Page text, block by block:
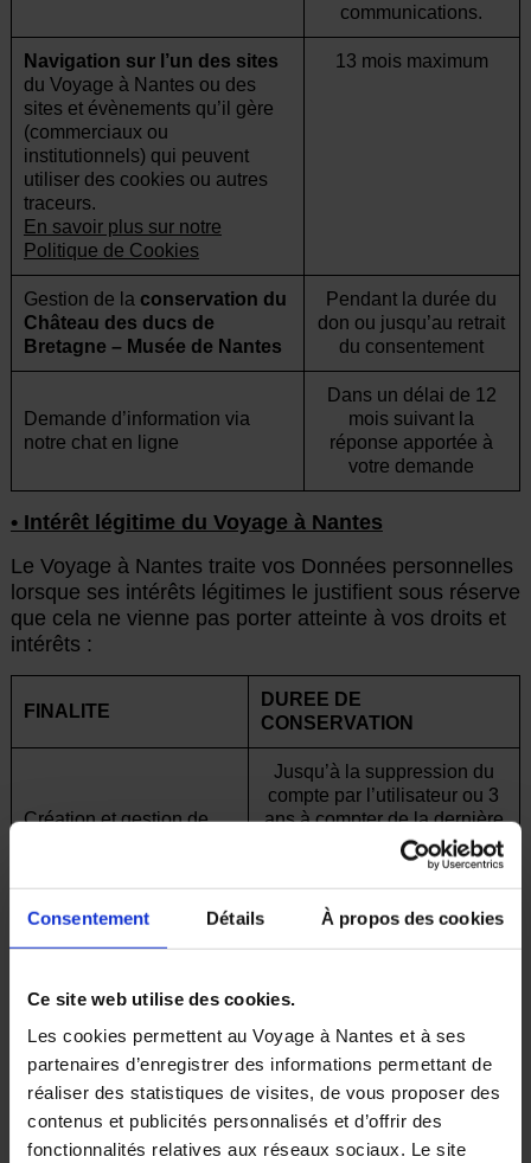
Consentement Détails À propos des cookies
Ce site web utilise des cookies.
Les cookies permettent au Voyage à Nantes et à ses
partenaires d’enregistrer des informations permettant de
réaliser des statistiques de visites, de vous proposer des
contenus et publicités personnalisés et d’offrir des
fonctionnalités relatives aux réseaux sociaux. Le site
communications.
Navigation sur l’un des sites
du Voyage à Nantes ou des
sites et évènements qu’il gère
(commerciaux ou
institutionnels) qui peuvent
utiliser des cookies ou autres
traceurs.
En savoir plus sur notre
Politique de Cookies
13 mois maximum
Gestion de la conservation du
Château des ducs de
Bretagne – Musée de Nantes
Pendant la durée du
don ou jusqu’au retrait
du consentement
Demande d’information via
notre chat en ligne
Dans un délai de 12
mois suivant la
réponse apportée à
votre demande
• Intérêt légitime du Voyage à Nantes
Le Voyage à Nantes traite vos Données personnelles
lorsque ses intérêts légitimes le justifient sous réserve
que cela ne vienne pas porter atteinte à vos droits et
intérêts :
FINALITE
DUREE DE
CONSERVATION
Création et gestion de
Jusqu’à la suppression du
compte par l’utilisateur ou 3
ans à compter de la dernière
action sur le compte si
l’utilisateur ne l’a pas
supprimé avant
nos services
Envoi par email de
communications portant
3 ans à compter de la
collecte ou du dernier
contact, sauf en cas
d’exercice du droit
d’opposition avant.